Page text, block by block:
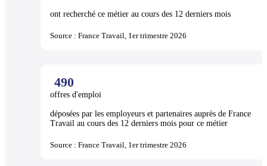
ont recherché ce métier au cours des 12 derniers mois
Source : France Travail, 1er trimestre 2026
490
offres d'emploi
déposées par les employeurs et partenaires auprès de France
Travail au cours des 12 derniers mois pour ce métier
Source : France Travail, 1er trimestre 2026